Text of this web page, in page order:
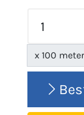
x 100 meter